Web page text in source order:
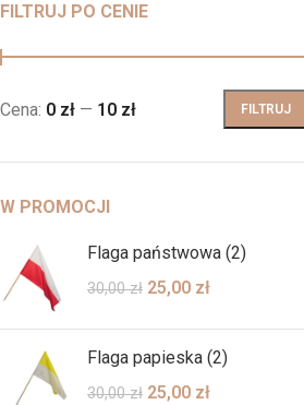
FILTRUJ PO CENIE
FILTRUJ
Cena: 0 zł — 10 zł
W PROMOCJI
Flaga państwowa (2)
30,00zł 25,00 zł
Flaga papieska (2)
30,00zł 25,00 zł